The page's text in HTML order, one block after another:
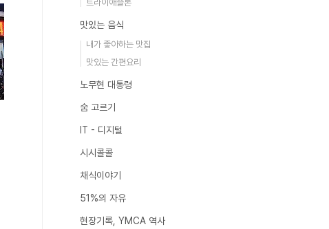
트라이애슬론
맛있는 음식
내가 좋아하는 맛집
맛있는 간편요리
노무현 대통령
숨 고르기
IT - 디지털
시시콜콜
채식이야기
51%의 자유
현장기록, YMCA 역사